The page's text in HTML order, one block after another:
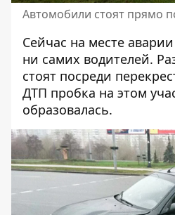
Автомобили стоят прямо
Сейчас на месте
ни самих водителей.
стоят посреди
ДТП пробка на этом
образовалась.